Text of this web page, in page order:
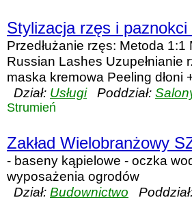
Stylizacja rzęs i
Przedłużanie rzęs: Metoda
Russian Lashes Uzupełnianie
maska kremowa Peeling dłoni
Dział: UsługiPoddział:
Strumień
Zakład Wielobranżowy
- baseny kąpielowe - oczka
wyposażenia ogrodów
Dział: Budownictwo